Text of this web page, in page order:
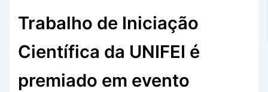
Trabalho de Iniciação
Científica da UNIFEI é
premiado em evento